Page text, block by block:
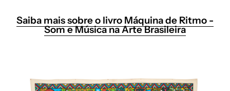
Saiba mais sobre o livro Máquina de Ritmo -
Som e Música na Arte Brasileira